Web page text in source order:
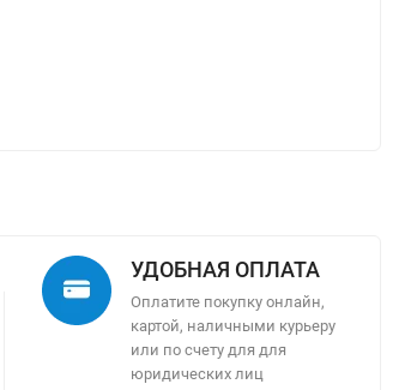
УДОБНАЯ ОПЛАТА
Оплатите покупку онлайн,
картой, наличными курьеру
или по счету для для
юридических лиц